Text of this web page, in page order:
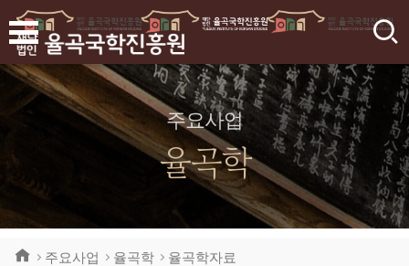
검
주요사업
율곡학
주요사업 율곡학 율곡학자료